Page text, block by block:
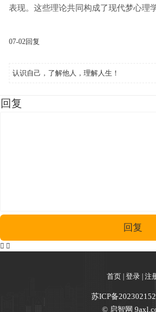
表现。这些理论共同构成了现代梦心理
07-02回复
认识自己，了解他人，理解人生！
回复
回复
 
首页 登录 注
苏ICP备
© 启智网